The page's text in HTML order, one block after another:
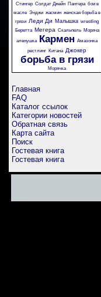
Стингер Солдат Джейн Пантера бои в
масле Энджи жасмин женская борьба в
грязи Леди Ди Малышка wrestling
Беретта Мегера Скальпель
Моряча
аленушка Кармен Амазонка
рестлинг Китана Джокер
борьба в грязи
Морячка
Главная
FAQ
Каталог ссылок
Категории новостей
Обратная связь
Карта сайта
Поиск
Гостевая книга
Гостевая книга